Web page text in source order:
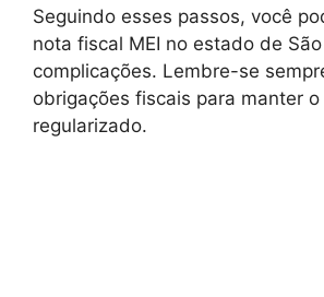
Seguindo esses passos, você
nota fiscal MEI no estado de
complicações. Lembre-se
obrigações fiscais para manter
regularizado.